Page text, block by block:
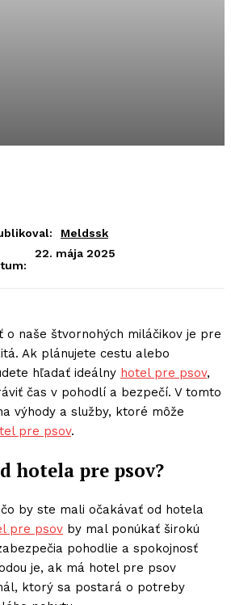
Meldssk
22. mája 2025
o naše štvornohých miláčikov je pre
Ak plánujete cestu alebo
hľadať ideálny hotel pre psov,
čas v pohodlí a bezpečí. V tomto
výhody a služby, ktoré môže
pre psov.
hotela pre psov?
by ste mali očakávať od hotela
pre psov by mal ponúkať širokú
pohodlie a spokojnosť
je, ak má hotel pre psov
ktorý sa postará o potreby